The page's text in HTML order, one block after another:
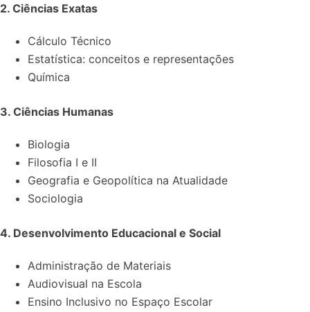
2. Ciências Exatas
Cálculo Técnico
Estatística: conceitos e representações
Química
3. Ciências Humanas
Biologia
Filosofia I e II
Geografia e Geopolítica na Atualidade
Sociologia
4. Desenvolvimento Educacional e Social
Administração de Materiais
Audiovisual na Escola
Ensino Inclusivo no Espaço Escolar